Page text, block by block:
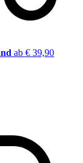
ab € 39,90